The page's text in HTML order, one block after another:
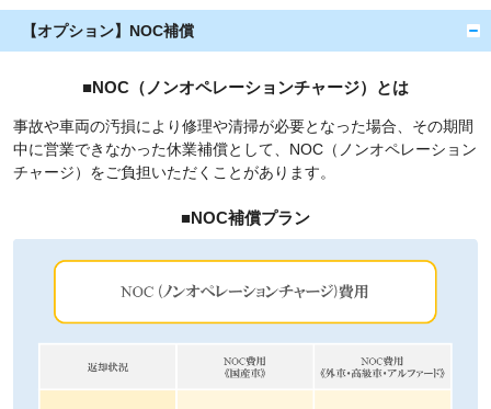
【オプション】NOC補償
■NOC（ノンオペレーションチャージ）とは
事故や車両の汚損により修理や清掃が必要となった場合、その期間
中に営業できなかった休業補償として、NOC（ノンオペレーション
チャージ）をご負担いただくことがあります。
■NOC補償プラン